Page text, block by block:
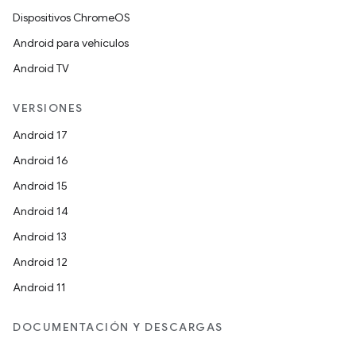
Dispositivos ChromeOS
Android para vehículos
Android TV
VERSIONES
Android 17
Android 16
Android 15
Android 14
Android 13
Android 12
Android 11
DOCUMENTACIÓN Y DESCARGAS